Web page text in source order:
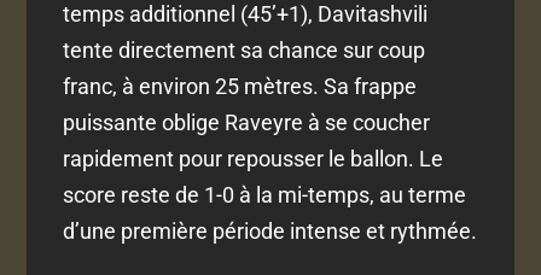
temps additionnel (45’+1), Davitashvili
tente directement sa chance sur coup
franc, à environ 25 mètres. Sa frappe
puissante oblige Raveyre à se coucher
rapidement pour repousser le ballon. Le
score reste de 1-0 à la mi-temps, au terme
d’une première période intense et rythmée.